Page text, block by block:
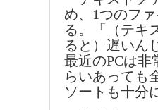
め、1つのフ
る。「（テキ
ると）遅いん
最近のPCは非
らいあっても
ソートも十分